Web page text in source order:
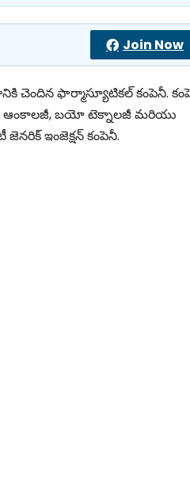
Join Now
ఫార్మాస్యూటికల్ కంపెనీ.
ఆంకాలజీ, బయో టెక్నాలజీ మరియు
ఇంజెక్షన్ కంపెనీ.